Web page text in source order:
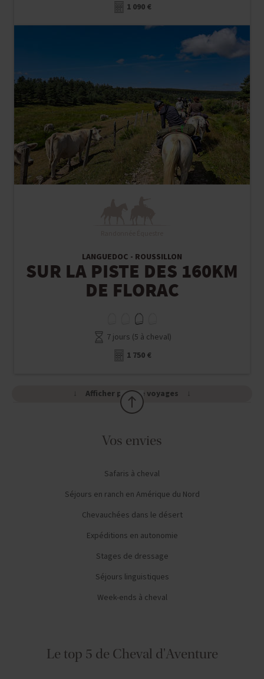
1 090 €
LANGUEDOC - ROUSSILLON
SUR LA PISTE DES 160KM
DE FLORAC
7 jours (5 à cheval)
1 750 €
Afficher plus de voyages
Vos envies
Safaris à cheval
Séjours en ranch en Amérique du Nord
Chevauchées dans le désert
Expéditions en autonomie
Stages de dressage
Séjours linguistiques
Week-ends à cheval
Le top 5 de Cheval d'Aventure